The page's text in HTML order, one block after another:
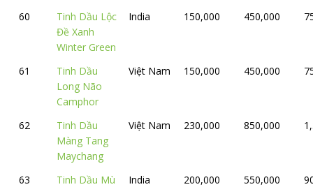
60
Tinh Dầu Lộc
Đề Xanh
Winter Green
India 150,000 450,000
61
Tinh Dầu
Long Não
Camphor
Việt Nam 150,000 450,000
62
Tinh Dầu
Màng Tang
Maychang
Việt Nam 230,000 850,000
63
Tinh Dầu Mù
India 200,000 550,000